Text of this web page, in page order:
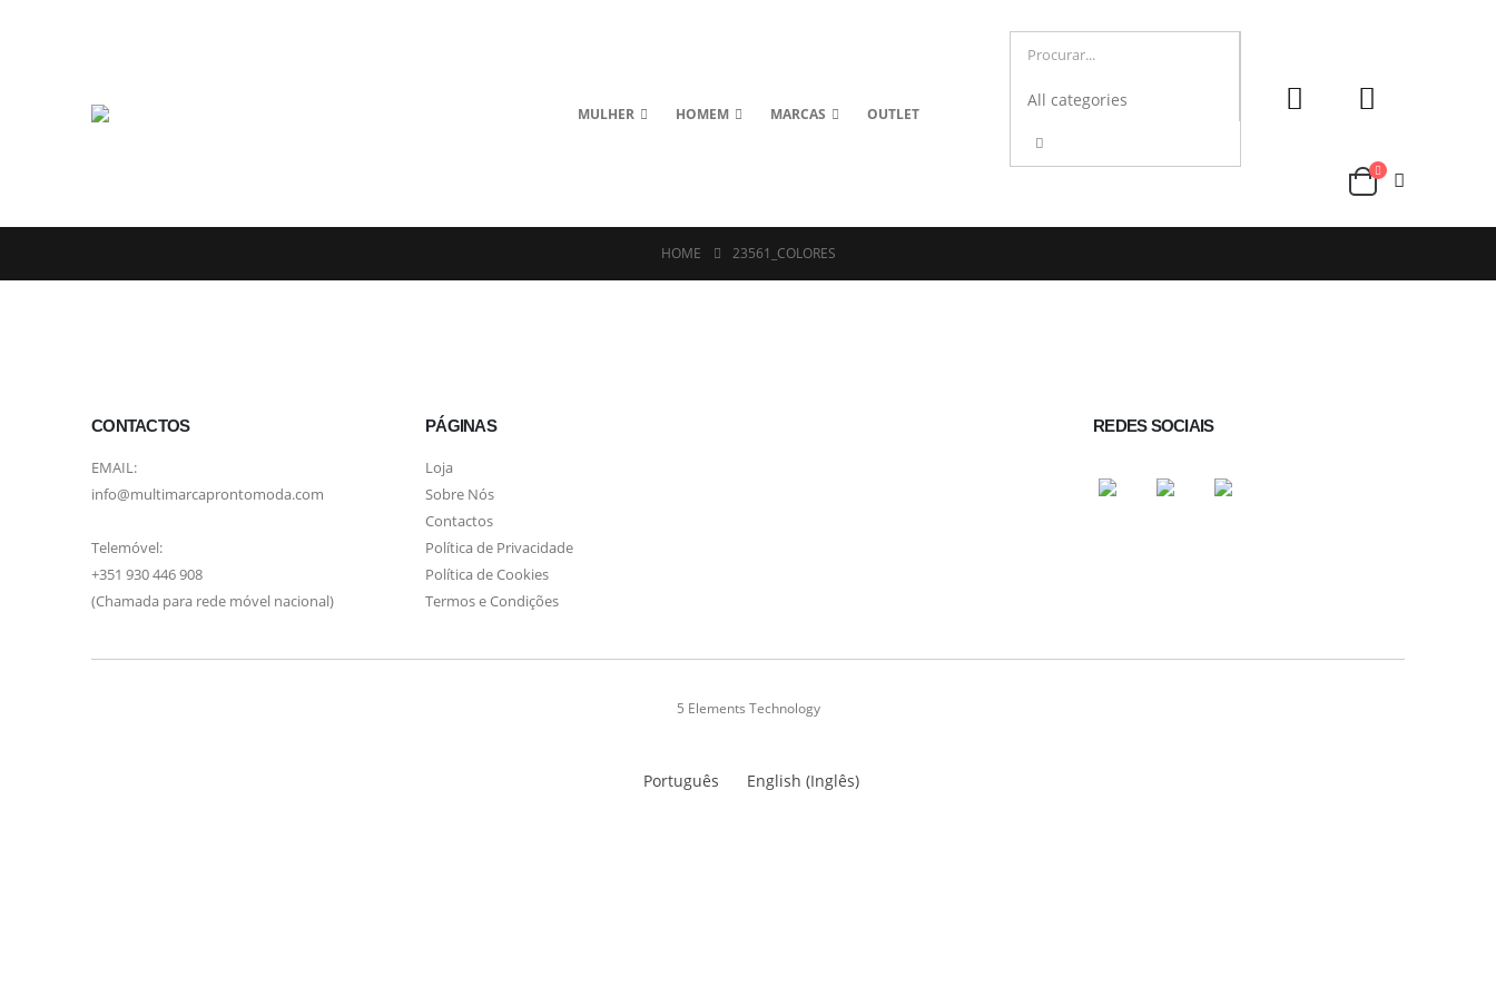
MULHER HOMEM MARCAS OUTLET
HOME 23561_COLORES
CONTACTOS
EMAIL:
info@multimarcaprontomoda.com
Telemóvel:
+351 930 446 908
(Chamada para rede móvel nacional)
PÁGINAS
Loja
Sobre Nós
Contactos
Política de Privacidade
Política de Cookies
Termos e Condições
REDES SOCIAIS
5 Elements Technology
Português English (Inglês)